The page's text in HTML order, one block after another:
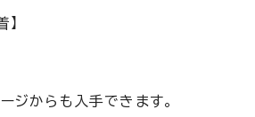
ジからも入手できます。